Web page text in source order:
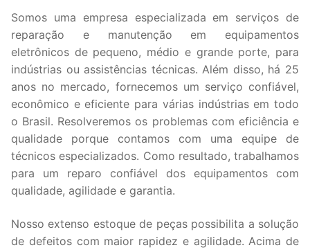
Somos uma empresa especializada em serviços de
reparação e manutenção em equipamentos
eletrônicos de pequeno, médio e grande porte, para
indústrias ou assistências técnicas. Além disso, há 25
anos no mercado, fornecemos um serviço confiável,
econômico e eficiente para várias indústrias em todo
o Brasil. Resolveremos os problemas com eficiência e
qualidade porque contamos com uma equipe de
técnicos especializados. Como resultado, trabalhamos
para um reparo confiável dos equipamentos com
qualidade, agilidade e garantia.
Nosso extenso estoque de peças possibilita a solução
de defeitos com maior rapidez e agilidade. Acima de